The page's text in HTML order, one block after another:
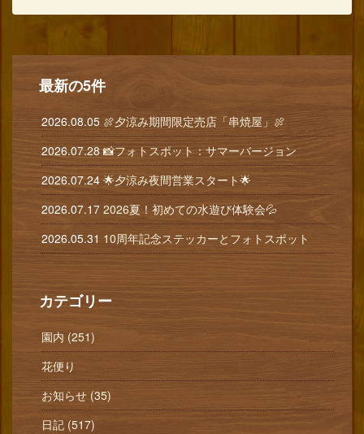
最新の5件
2026.08.05 🍖夕涼み期間限定売店「串焼屋」🍖
2026.07.28 📸フォトスポット：サマーバージョン
2026.07.24 🌟夕涼み夜間営業スタート🌟
2026.07.17 2026夏！初めての水遊び体験会💦
2026.05.31 10周年記念ステッカーとフォトスポット
カテゴリー
園内 (251)
花便り
お知らせ (35)
日記 (517)